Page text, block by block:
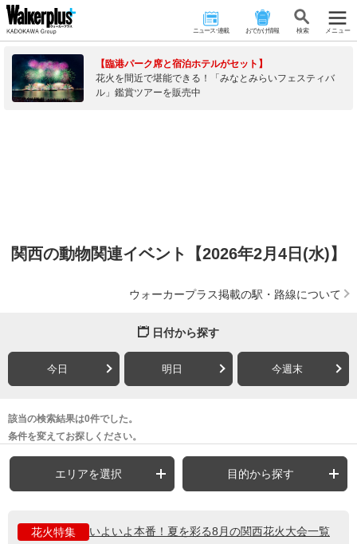
ニュース･連載 おでかけ情報 検 索 メニュー
【臨港パーク席と宿泊ホテルがセット】
花火を間近で堪能できる！「みなとみらいフェスティバ
ル」鑑賞ツアーを販売中
関西の動物関連イベント【2026年2月4日(水)】
ウォーカープラス掲載の駅・路線について
日付から探す
今日 明日 今週末
該当の検索結果は0件でした。
条件を変えてお探しください。
エリアを選択 目的から探す
花火特集
いよいよ本番！夏を彩る8月の関西花火大会一覧